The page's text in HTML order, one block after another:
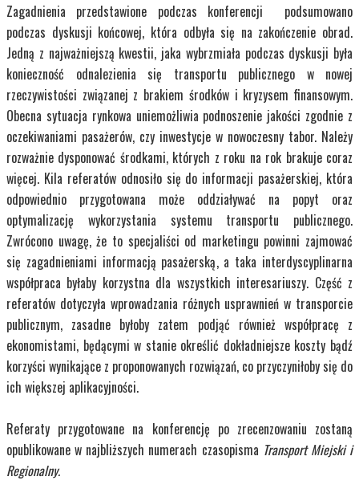
Zagadnienia przedstawione podczas konferencji podsumowano
podczas dyskusji końcowej, która odbyła się na zakończenie obrad.
Jedną z najważniejszą kwestii, jaka wybrzmiała podczas dyskusji była
konieczność odnalezienia się transportu publicznego w nowej
rzeczywistości związanej z brakiem środków i kryzysem finansowym.
Obecna sytuacja rynkowa uniemożliwia podnoszenie jakości zgodnie z
oczekiwaniami pasażerów, czy inwestycje w nowoczesny tabor. Należy
rozważnie dysponować środkami, których z roku na rok brakuje coraz
więcej. Kila referatów odnosiło się do informacji pasażerskiej, która
odpowiednio przygotowana może oddziaływać na popyt oraz
optymalizację wykorzystania systemu transportu publicznego.
Zwrócono uwagę, że to specjaliści od marketingu powinni zajmować
się zagadnieniami informacją pasażerską, a taka interdyscyplinarna
współpraca byłaby korzystna dla wszystkich interesariuszy. Część z
referatów dotyczyła wprowadzania różnych usprawnień w transporcie
publicznym, zasadne byłoby zatem podjąć również współpracę z
ekonomistami, będącymi w stanie określić dokładniejsze koszty bądź
korzyści wynikające z proponowanych rozwiązań, co przyczyniłoby się do
ich większej aplikacyjności.
Referaty przygotowane na konferencję po zrecenzowaniu zostaną
opublikowane w najbliższych numerach czasopisma Transport Miejski i
Regionalny.